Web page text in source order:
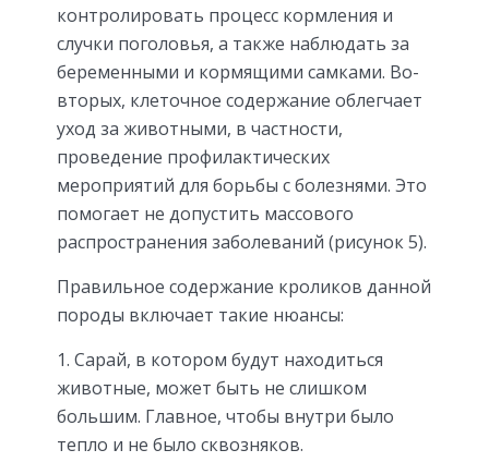
контролировать процесс кормления и
случки поголовья, а также наблюдать за
беременными и кормящими самками. Во-
вторых, клеточное содержание облегчает
уход за животными, в частности,
проведение профилактических
мероприятий для борьбы с болезнями. Это
помогает не допустить массового
распространения заболеваний (рисунок 5).
Правильное содержание кроликов данной
породы включает такие нюансы:
Сарай, в котором будут находиться
животные, может быть не слишком
большим. Главное, чтобы внутри было
тепло и не было сквозняков.